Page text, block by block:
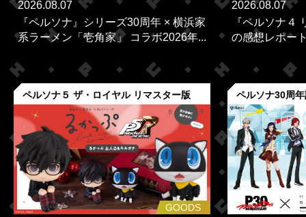
2026.08.07
『ペルソナ』シリーズ30周年 × 横浜家
系ラーメン「壱角家」 コラボ2026年...
2026.08.07
『ペルソナ４
の感想レポー
ペルソナ５ ザ・ロイヤル リマスター版
GOODS
ペルソナ30周